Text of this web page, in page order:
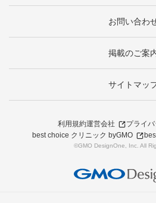
お問い合わ
掲載のご案
サイトマッ
利用規約運営会社
プライ
best choice クリニック byGMO
©GMO DesignOne, Inc. All